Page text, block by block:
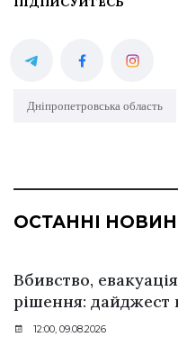
Дніпропетровська область
ОСТАННІ
Вбивство,
рішення: дайджест
12:00, 09.08.2026